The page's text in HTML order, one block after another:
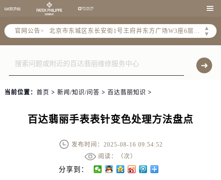

官网公告>
▲
▼
北京市东城区东长安街1号王府井东方广场W3座6层602室售后服务中心（需提前预约）
节假日正常营业！
当前位置： 首页 > 新闻/知识/问答 > 百达翡丽知识 >
百达翡丽手表表针变色处理方法盘点
发布时间：2025-08-16 09:54:52
阅读：（次）
分享到：